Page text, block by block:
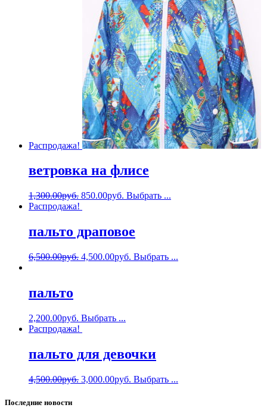
Распродажа!
ветровка на флисе
1,300.00руб. 850.00руб. Выбрать ...
Распродажа!
пальто драповое
6,500.00руб. 4,500.00руб. Выбрать ...
пальто
2,200.00руб. Выбрать ...
Распродажа!
пальто для девочки
4,500.00руб. 3,000.00руб. Выбрать ...
Последние новости